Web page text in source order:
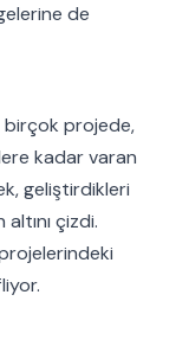
de
birçok projede,
kadar varan
geliştirdikleri
çizdi.